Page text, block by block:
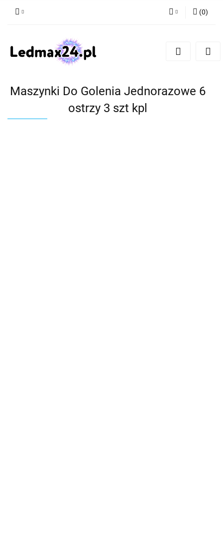
Zarejestruj się
(0)
Maszynki Do Golenia Jednorazowe 6
ostrzy 3 szt kpl